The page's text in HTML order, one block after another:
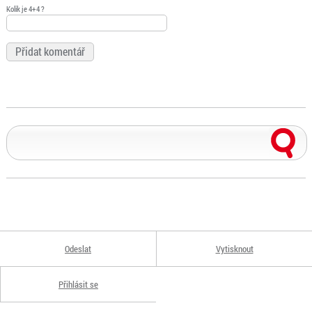
Kolik je 4+4 ?
Odeslat Vytisknout
Přihlásit se